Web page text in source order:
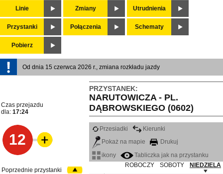
Linie Zmiany Utrudnienia
Przystanki Połączenia Schematy
Pobierz
Od dnia 15 czerwca 2026 r., zmiana rozkładu jazdy
PRZYSTANEK:
NARUTOWICZA - PL.
DĄBROWSKIEGO (0602)
Czas przejazdu
dla: 17:24
12
Przesiadki
Kierunki
Pokaż na mapie
Drukuj
ikony
Tabliczka jak na przystanku
ROBOCZY
SOBOTY
NIEDZIELA
Poprzednie przystanki